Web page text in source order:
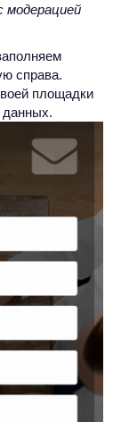
модерацией
справа.
площадки
данных.